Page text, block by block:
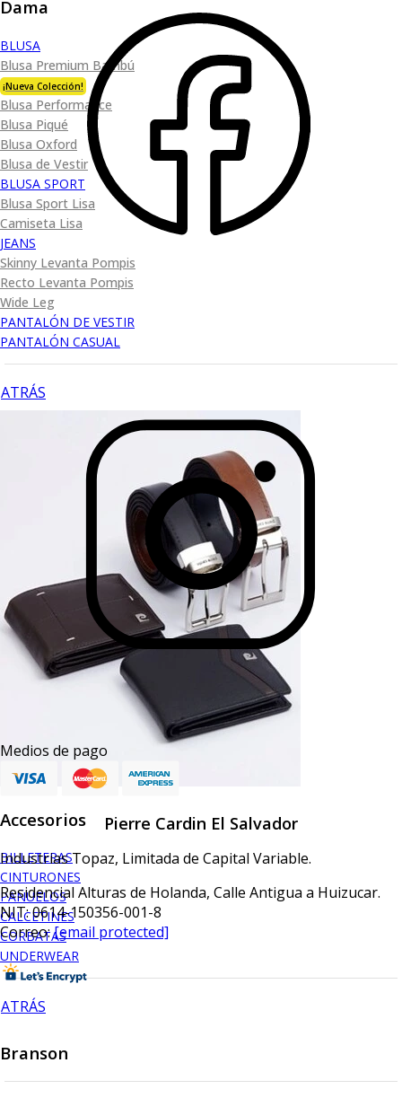
Dama
BLUSA
Blusa Premium Bambú
¡Nueva Colección!
Blusa Performance
Blusa Piqué
Blusa Oxford
Blusa de Vestir
BLUSA SPORT
Blusa Sport Lisa
Camiseta Lisa
JEANS
Skinny Levanta Pompis
Recto Levanta Pompis
Wide Leg
PANTALÓN DE VESTIR
PANTALÓN CASUAL
ATRÁS
Accesorios
BILLETERAS
CINTURONES
PAÑUELOS
CALCETINES
CORBATAS
UNDERWEAR
ATRÁS
Branson
Medios de pago
Pierre Cardin El Salvador
Industrias Topaz, Limitada de Capital Variable.
Residencial Alturas de Holanda, Calle Antigua a Huizucar.
NIT: 0614-150356-001-8
Correo:[email protected]